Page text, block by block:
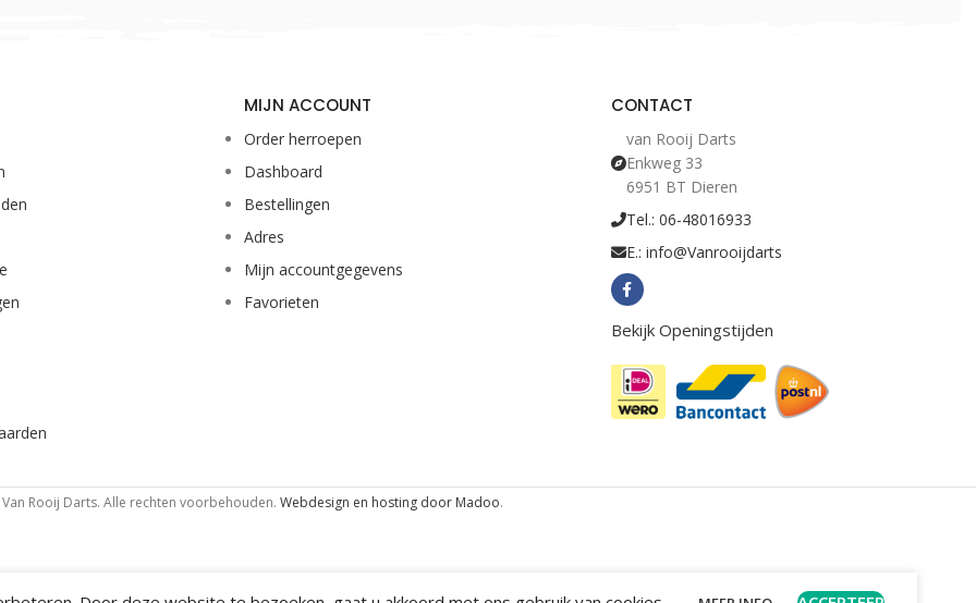
MIJN ACCOUNT
Order herroepen
Dashboard
Bestellingen
Adres
Mijn accountgegevens
Favorieten
CONTACT
van Rooij Darts
Enkweg 33
6951 BT Dieren
Tel.: 06-48016933
E.: info@Vanrooijdarts
Bekijk Openingstijden
Rooij Darts. Alle rechten voorbehouden. Webdesign en hosting door Madoo.